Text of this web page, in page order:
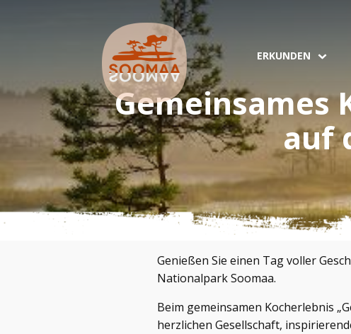
ERKUNDEN
Gemeinsames
auf
Genießen Sie einen Tag voller
Nationalpark Soomaa.
Beim gemeinsamen Kocherlebnis
herzlichen Gesellschaft,